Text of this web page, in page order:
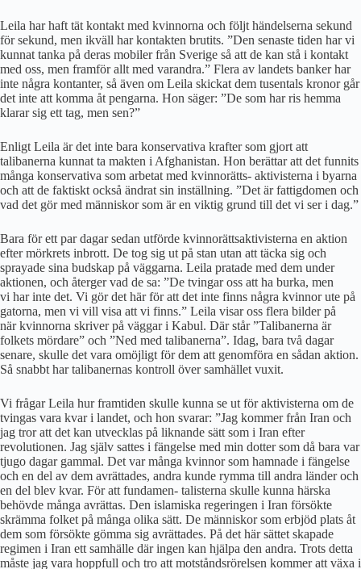
Leila har haft tät kontakt med kvinnorna och följt händelserna sekund
för sekund, men ikväll har kontakten brutits. ”Den senaste tiden har vi
kunnat tanka på deras mobiler från Sverige så att de kan stå i kontakt
med oss, men framför allt med varandra.” Flera av landets banker har
inte några kontanter, så även om Leila skickat dem tusentals kronor går
det inte att komma åt pengarna. Hon säger: ”De som har ris hemma
klarar sig ett tag, men sen?”
Enligt Leila är det inte bara konservativa krafter som gjort att
talibanerna kunnat ta makten i Afghanistan. Hon berättar att det funnits
många konservativa som arbetat med kvinnorätts- aktivisterna i byarna
och att de faktiskt också ändrat sin inställning. ”Det är fattigdomen och
vad det gör med människor som är en viktig grund till det vi ser i dag.”
Bara för ett par dagar sedan utförde kvinnorättsaktivisterna en aktion
efter mörkrets inbrott. De tog sig ut på stan utan att täcka sig och
sprayade sina budskap på väggarna. Leila pratade med dem under
aktionen, och återger vad de sa: ”De tvingar oss att ha burka, men
vi har inte det. Vi gör det här för att det inte finns några kvinnor ute på
gatorna, men vi vill visa att vi finns.” Leila visar oss flera bilder på
när kvinnorna skriver på väggar i Kabul. Där står ”Talibanerna är
folkets mördare” och ”Ned med talibanerna”. Idag, bara två dagar
senare, skulle det vara omöjligt för dem att genomföra en sådan aktion.
Så snabbt har talibanernas kontroll över samhället vuxit.
Vi frågar Leila hur framtiden skulle kunna se ut för aktivisterna om de
tvingas vara kvar i landet, och hon svarar: ”Jag kommer från Iran och
jag tror att det kan utvecklas på liknande sätt som i Iran efter
revolutionen. Jag själv sattes i fängelse med min dotter som då bara var
tjugo dagar gammal. Det var många kvinnor som hamnade i fängelse
och en del av dem avrättades, andra kunde rymma till andra länder och
en del blev kvar. För att fundamen- talisterna skulle kunna härska
behövde många avrättas. Den islamiska regeringen i Iran försökte
skrämma folket på många olika sätt. De människor som erbjöd plats åt
dem som försökte gömma sig avrättades. På det här sättet skapade
regimen i Iran ett samhälle där ingen kan hjälpa den andra. Trots detta
måste jag vara hoppfull och tro att motståndsrörelsen kommer att växa i